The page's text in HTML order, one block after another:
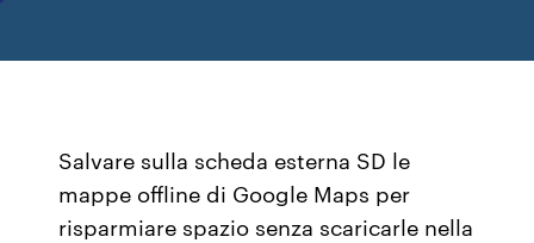
Salvare sulla scheda esterna SD le
mappe offline di Google Maps per
risparmiare spazio senza scaricarle nella